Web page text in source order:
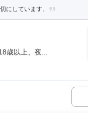
にしています。
歳以上、夜...